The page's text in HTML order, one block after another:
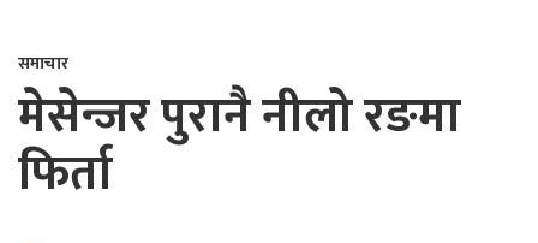
समाचार
मेसेन्जर पुरानै नीलो रङमा
फिर्ता